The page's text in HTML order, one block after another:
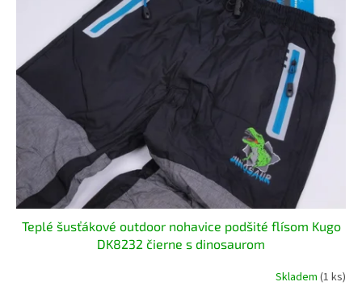
Teplé šusťákové outdoor nohavice podšité flísom Kugo
DK8232 čierne s dinosaurom
Skladem (1 ks)